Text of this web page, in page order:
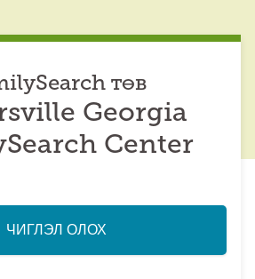
төв
Georgia
Center
ЧИГЛЭЛ ОЛОХ